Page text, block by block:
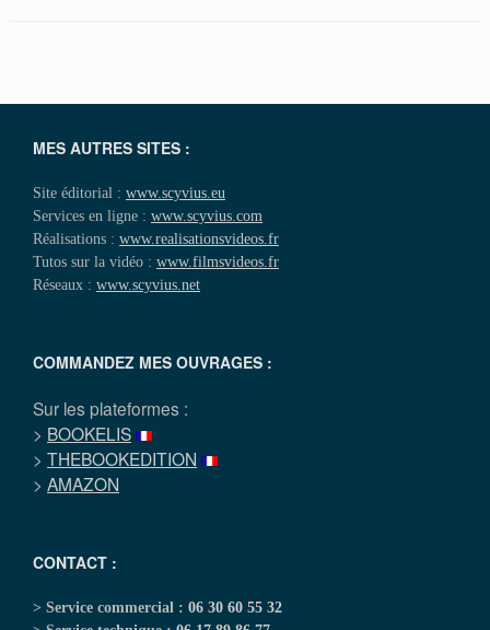
MES AUTRES SITES :
Site éditorial : www.scyvius.eu
Services en ligne : www.scyvius.com
Réalisations : www.realisationsvideos.fr
Tutos sur la vidéo : www.filmsvideos.fr
Réseaux : www.scyvius.net
COMMANDEZ MES OUVRAGES :
Sur les plateformes :
> BOOKELIS
> THEBOOKEDITION
> AMAZON
CONTACT :
> Service commercial : 06 30 60 55 32